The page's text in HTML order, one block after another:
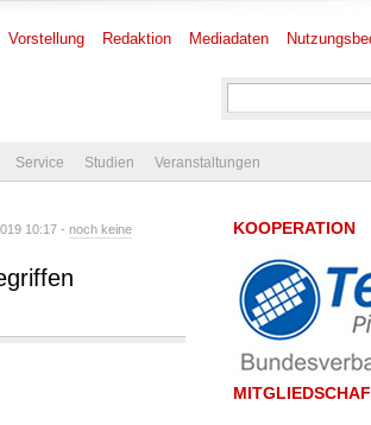
Vorstellung Redaktion Mediadaten
Service Studien Veranstaltungen
10:17 - noch keine
KOOPERATION